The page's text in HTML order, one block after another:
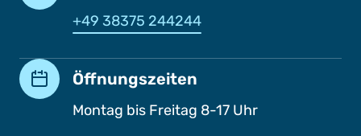
+49 38375 244244
Öffnungszeiten
Montag bis Freitag 8-17 Uhr